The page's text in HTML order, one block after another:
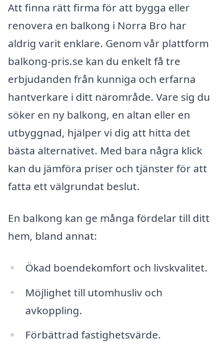
Att finna rätt firma för att bygga eller
renovera en balkong i Norra Bro har
aldrig varit enklare. Genom vår plattform
balkong-pris.se kan du enkelt få tre
erbjudanden från kunniga och erfarna
hantverkare i ditt närområde. Vare sig du
söker en ny balkong, en altan eller en
utbyggnad, hjälper vi dig att hitta det
bästa alternativet. Med bara några klick
kan du jämföra priser och tjänster för att
fatta ett välgrundat beslut.
En balkong kan ge många fördelar till ditt
hem, bland annat:
Ökad boendekomfort och livskvalitet.
Möjlighet till utomhusliv och
avkoppling.
Förbättrad fastighetsvärde.